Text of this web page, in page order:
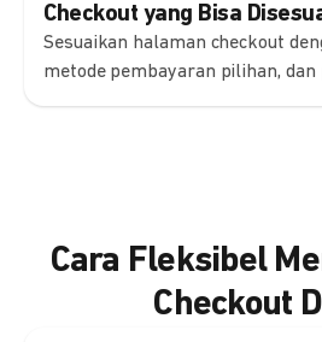
Checkout yang Bisa
Sesuaikan halaman checkout
metode pembayaran pilihan,
Cara Fleksibel
Checkout